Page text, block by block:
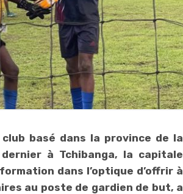
basé dans la province de la
à Tchibanga, la capitale
dans l’optique d’offrir à
au poste de gardien de but, a